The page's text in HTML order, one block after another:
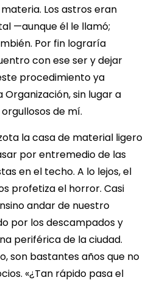
Los astros eran
—aunque él le llamó;
Por fin lograría
con ese ser y dejar
procedimiento ya
Organización, sin lugar a
de mí.
la casa de material ligero
por entremedio de las
en el techo. A lo lejos, el
profetiza el horror. Casi
andar de nuestro
por los descampados y
periférica de la ciudad.
son bastantes años que no
«¿Tan rápido pasa el